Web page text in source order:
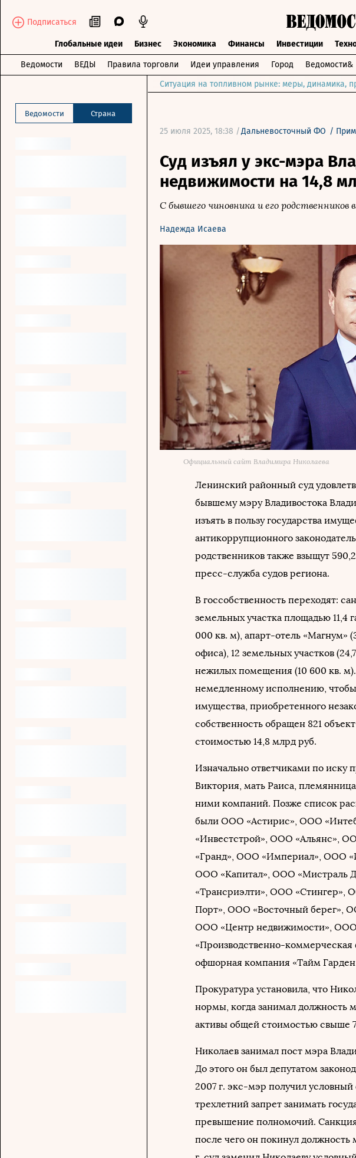
Подписаться
Глобальные идеи Бизнес Экономика Финансы Инвестиции
Ведомости ВЕДЫ Правила торговли Идеи управления Город Ведомости&
Ведомости Страна
Ситуация на топливном рынке: меры, динамика,
25 июля 2025, 18:38 /Дальневосточный ФО /
Суд изъял у экс-мэра
недвижимости на 14,8
С бывшего чиновника и его
Надежда Исаева
Официальный сайт Владимира Николаева
Ленинский районный суд
бывшему мэру Владивостока
изъять в пользу государства
антикоррупционного
родственников также взыщут
пресс-служба судов региона.
В госсобственность переходят:
земельных участка площадью 11,4
000 кв. м), апарт-отель «Магнум»
офиса), 12 земельных участков
нежилых помещения (10 600 кв.
немедленному исполнению, чтобы
имущества, приобретенного
собственность обращен 821
стоимостью 14,8 млрд руб.
Изначально ответчиками по иску
Виктория, мать Раиса,
ними компаний. Позже список
были ООО «Астирис», ООО
«Инвестстрой», ООО «Альянс»,
«Гранд», ООО «Империал», ООО
ООО «Капитал», ООО «Мистраль
«Трансриэлти», ООО «Стингер»,
Порт», ООО «Восточный берег»,
ООО «Центр недвижимости»,
«Производственно-
офшорная компания «Тайм
Прокуратура установила, что
нормы, когда занимал должность
активы общей стоимостью свыше
Николаев занимал пост мэра
До этого он был депутатом
2007 г. экс-мэр получил
трехлетний запрет занимать
превышение полномочий. Санкция
после чего он покинул должность